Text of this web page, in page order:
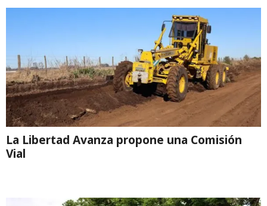
La Libertad Avanza propone una Comisión
Vial